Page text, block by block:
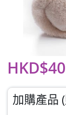
HKD$40
加購產品